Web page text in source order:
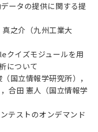
ータの提供に関する提
之介（九州工業大
イズモジュールを用
について
国立情報学研究所），
合田 憲人（国立情報学
テストのオンデマンド